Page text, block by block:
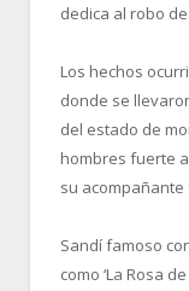
dedica al robo
Los hechos
donde se
del estado de
hombres fuerte
su acompañante
Sandí famoso
como ‘La Rosa